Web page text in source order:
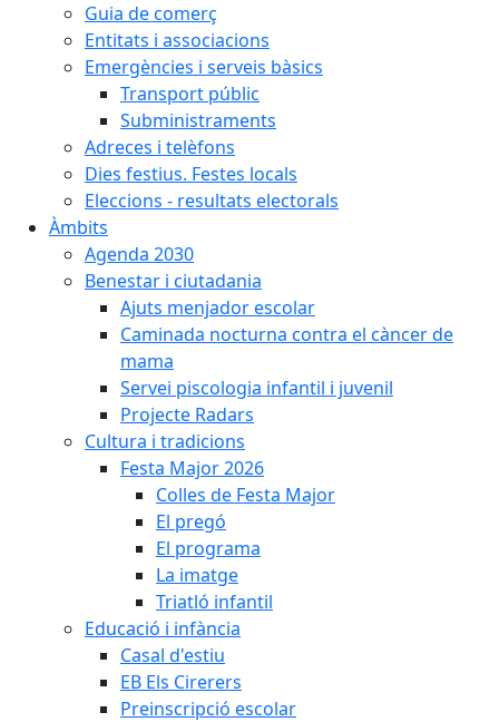
Guia de comerç
Entitats i associacions
Emergències i serveis bàsics
Transport públic
Subministraments
Adreces i telèfons
Dies festius. Festes locals
Eleccions - resultats electorals
Àmbits
Agenda 2030
Benestar i ciutadania
Ajuts menjador escolar
Caminada nocturna contra el càncer de
mama
Servei piscologia infantil i juvenil
Projecte Radars
Cultura i tradicions
Festa Major 2026
Colles de Festa Major
El pregó
El programa
La imatge
Triatló infantil
Educació i infància
Casal d'estiu
EB Els Cirerers
Preinscripció escolar